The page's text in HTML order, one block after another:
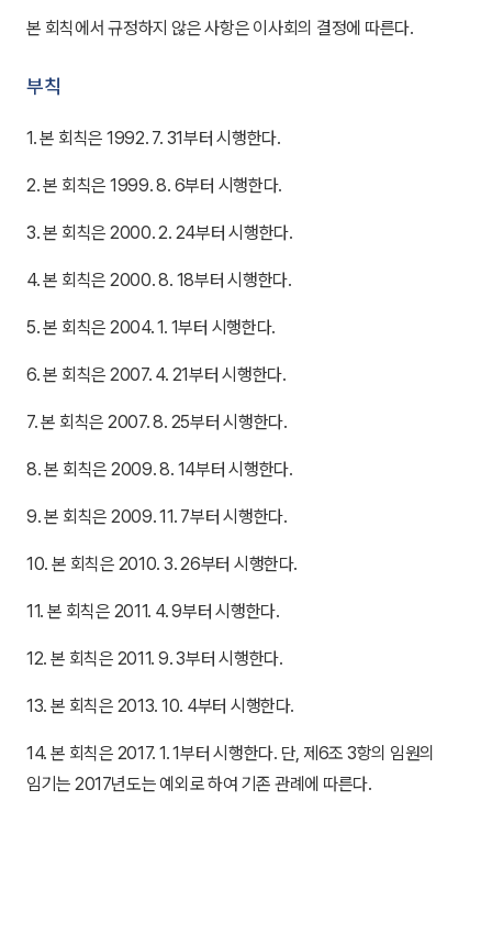
본 회칙에서 규정하지 않은 사항은 이사회의 결정에 따른다.
부칙
1. 본 회칙은 1992. 7. 31부터 시행한다.
2. 본 회칙은 1999. 8. 6부터 시행한다.
3. 본 회칙은 2000. 2. 24부터 시행한다.
4. 본 회칙은 2000. 8. 18부터 시행한다.
5. 본 회칙은 2004. 1. 1부터 시행한다.
6. 본 회칙은 2007. 4. 21부터 시행한다.
7. 본 회칙은 2007. 8. 25부터 시행한다.
8. 본 회칙은 2009. 8. 14부터 시행한다.
9. 본 회칙은 2009. 11. 7부터 시행한다.
10. 본 회칙은 2010. 3. 26부터 시행한다.
11. 본 회칙은 2011. 4. 9부터 시행한다.
12. 본 회칙은 2011. 9. 3부터 시행한다.
13. 본 회칙은 2013. 10. 4부터 시행한다.
14. 본 회칙은 2017. 1. 1부터 시행한다. 단, 제6조 3항의 임원의
임기는 2017년도는 예외로 하여 기존 관례에 따른다.